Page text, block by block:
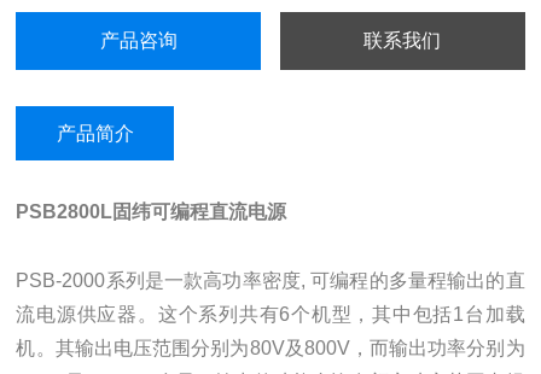
产品咨询 联系我们
产品简介
PSB2800L固纬可编程直流电源
PSB-2000系列是一款高功率密度, 可编程的多量程输出的直
流电源供应器。这个系列共有6个机型，其中包括1台加载
机。其输出电压范围分别为80V及800V，而输出功率分别为